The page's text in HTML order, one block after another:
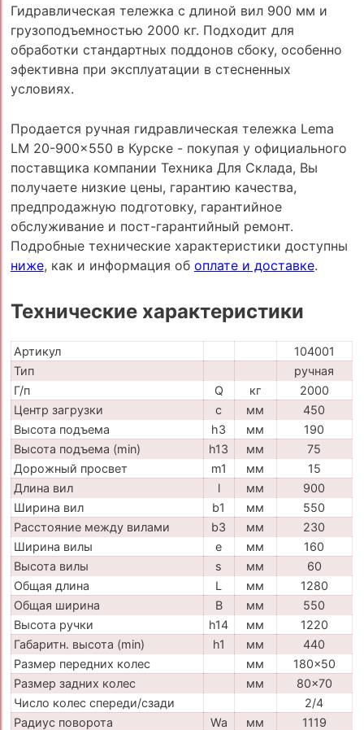
Гидравлическая тележка с длиной вил 900 мм и
грузоподъемностью 2000 кг. Подходит для
обработки стандартных поддонов сбоку, особенно
эфективна при эксплуатации в стесненных
условиях.
Продается ручная гидравлическая тележка Lema
LM 20-900x550 в Курске - покупая у официального
поставщика компании Техника Для Склада, Вы
получаете низкие цены, гарантию качества,
предпродажную подготовку, гарантийное
обслуживание и пост-гарантийный ремонт.
Подробные технические характеристики доступны
ниже, как и информация об оплате и доставке.
Технические характеристики
Артикул
104001
Тип
ручная
Г/п
Q кг
2000
Центр загрузки
c мм
450
Высота подъема
h3 мм
190
Высота подъема (min)
h13 мм
75
Дорожный просвет
m1 мм
15
Длина вил
l мм
900
Ширина вил
b1 мм
550
Расстояние между вилами
b3 мм
230
Ширина вилы
e мм
160
Высота вилы
s мм
60
Общая длина
L мм
1280
Общая ширина
B мм
550
Высота ручки
h14 мм
1220
Габаритн. высота (min)
h1 мм
440
Размер передних колес
мм
180x50
Размер задних колес
мм
80x70
Число колес спереди/сзади
2/4
Радиус поворота
Wa мм
1119